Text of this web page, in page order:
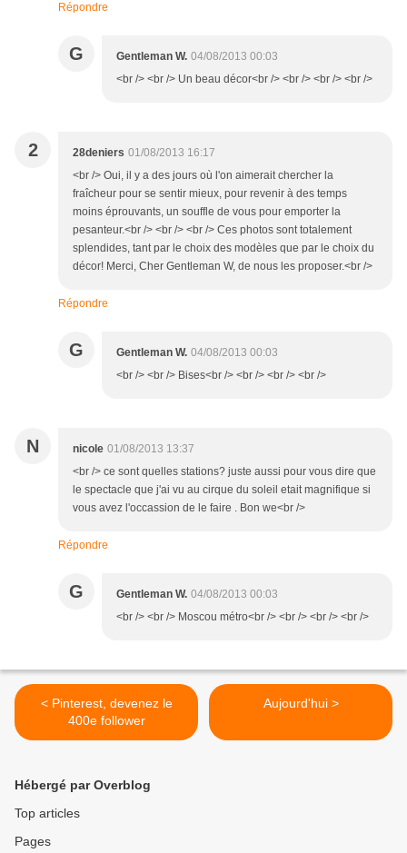
Répondre
G Gentleman W. 04/08/2013 00:03
<br /> <br /> Un beau décor<br /> <br /> <br /> <br />
2 28deniers 01/08/2013 16:17
<br /> Oui, il y a des jours où l'on aimerait chercher la
fraîcheur pour se sentir mieux, pour revenir à des temps
moins éprouvants, un souffle de vous pour emporter la
pesanteur.<br /> <br /> <br /> Ces photos sont totalement
splendides, tant par le choix des modèles que par le choix du
décor! Merci, Cher Gentleman W, de nous les proposer.<br />
Répondre
G Gentleman W. 04/08/2013 00:03
<br /> <br /> Bises<br /> <br /> <br /> <br />
N nicole 01/08/2013 13:37
<br /> ce sont quelles stations? juste aussi pour vous dire que
le spectacle que j'ai vu au cirque du soleil etait magnifique si
vous avez l'occassion de le faire . Bon we<br />
Répondre
G Gentleman W. 04/08/2013 00:03
<br /> <br /> Moscou métro<br /> <br /> <br /> <br />
< Pinterest, devenez le
400e follower
Aujourd'hui >
Hébergé par Overblog
Top articles
Pages